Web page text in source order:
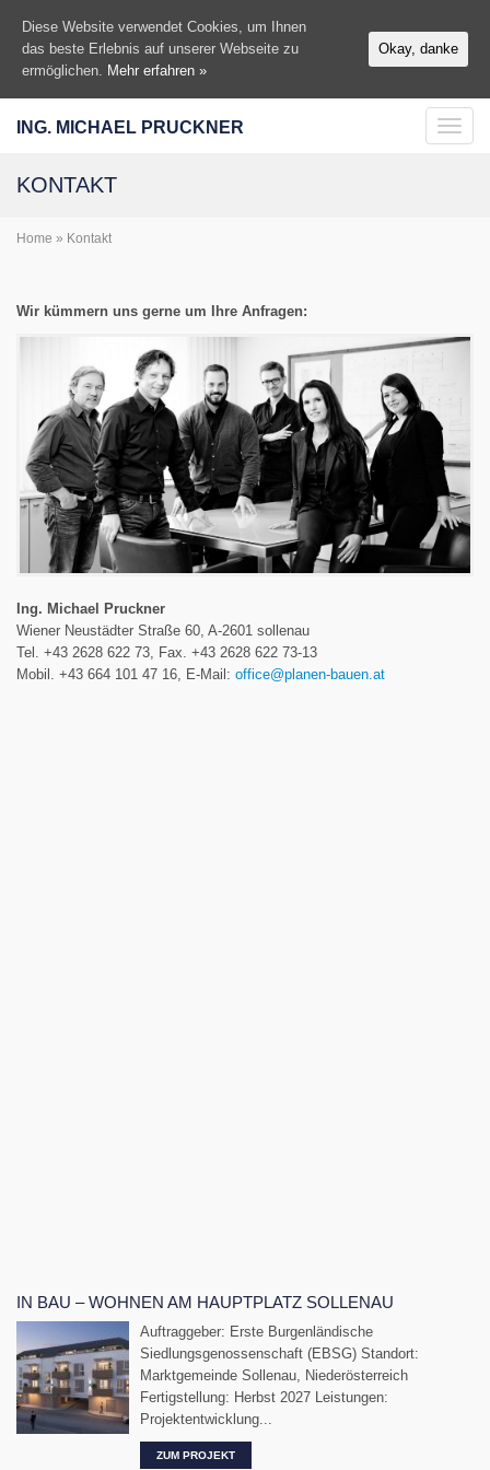
ING. MICHAEL PRUCKNER
KONTAKT
Home » Kontakt
Wir kümmern uns gerne um Ihre Anfragen:
Ing. Michael Pruckner
Wiener Neustädter Straße 60, A-2601 sollenau
Tel. +43 2628 622 73, Fax. +43 2628 622 73-13
Mobil. +43 664 101 47 16, E-Mail: office@planen-bauen.at
IN BAU – WOHNEN AM HAUPTPLATZ SOLLENAU
Auftraggeber: Erste Burgenländische
Siedlungsgenossenschaft (EBSG) Standort:
Marktgemeinde Sollenau, Niederösterreich
Fertigstellung: Herbst 2027 Leistungen:
Projektentwicklung...
ZUM PROJEKT
Diese Website verwendet Cookies, um Ihnen
das beste Erlebnis auf unserer Webseite zu
ermöglichen. Mehr erfahren »
Okay, danke